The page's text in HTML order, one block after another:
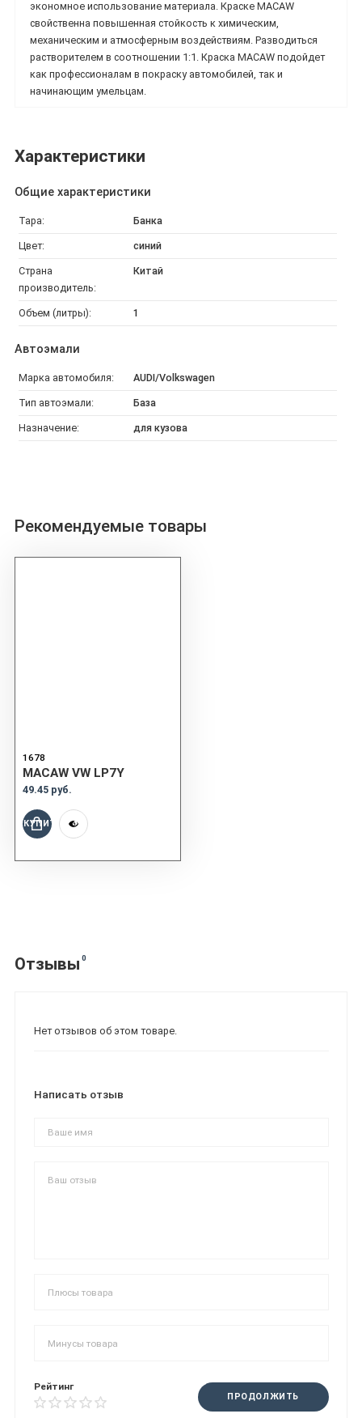
экономное использование материала. Краске MACAW
свойственна повышенная стойкость к химическим,
механическим и атмосферным воздействиям. Разводиться
растворителем в соотношении 1:1. Краска MACAW подойдет
как профессионалам в покраску автомобилей, так и
начинающим умельцам.
Характеристики
Общие характеристики
Тара: Банка
Цвет: синий
Страна
производитель:
Китай
Объем (литры): 1
Автоэмали
Марка автомобиля: AUDI/Volkswagen
Тип автоэмали: База
Назначение: для кузова
Рекомендуемые товары
1678
MACAW VW LP7Y
49.45 руб.
КУПИТЬ
Отзывы 0
Нет отзывов об этом товаре.
Написать отзыв
Рейтинг
ПРОДОЛЖИТЬ